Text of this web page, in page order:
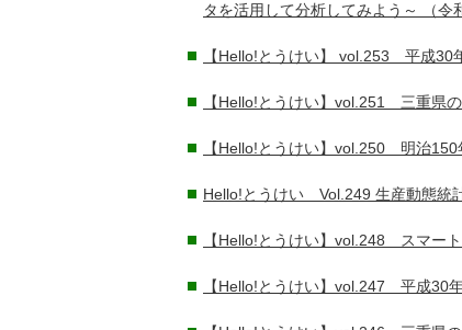
タを活用して分析してみよう～
（令
【Hello!とうけい】 vol.253 平成30
【Hello!とうけい】vol.251 三重県
【Hello!とうけい】vol.250 明治
Hello!とうけい Vol.249 生産動態統
【Hello!とうけい】vol.248 スマー
【Hello!とうけい】vol.247 平成30